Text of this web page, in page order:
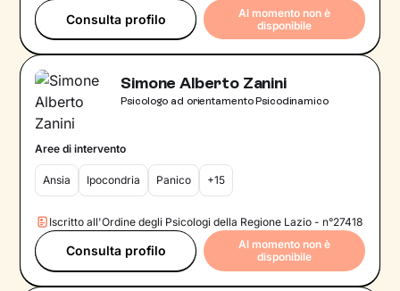
Consulta profilo
Al momento non è
disponibile
Simone Alberto Zanini
Psicologo ad orientamento Psicodinamico
Aree di intervento
Ansia Ipocondria Panico +15
Iscritto all'Ordine degli Psicologi della Regione Lazio - n°27418
Consulta profilo
Al momento non è
disponibile